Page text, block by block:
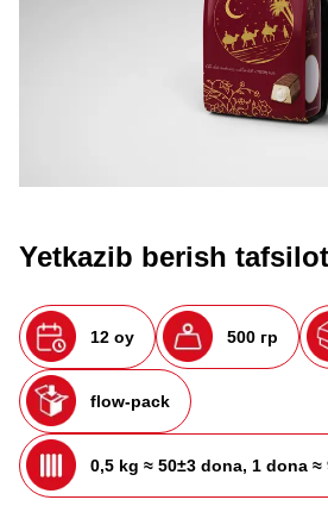
Yetkazib berish
12 oy 500 гр
flow-pack
0,5 kg ≈ 50±3 dona, 1 dona ≈